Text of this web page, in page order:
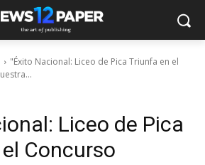
"Éxito Nacional: Liceo de Pica Triunfa en el
Liceo de Pica
Concurso